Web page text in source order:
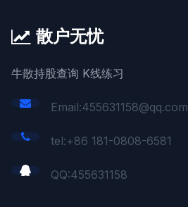
散户无忧
牛散持股查询 K线练习
Email:455631158@qq.com
tel:+86 181-0808-6581
QQ:455631158